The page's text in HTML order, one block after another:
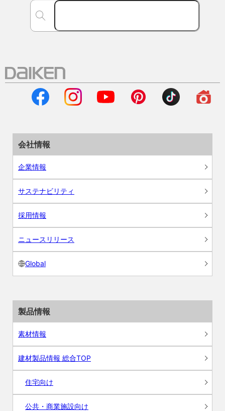
会社情報
企業情報
サステナビリティ
採用情報
ニュースリリース
Global
製品情報
素材情報
建材製品情報 総合TOP
住宅向け
公共・商業施設向け